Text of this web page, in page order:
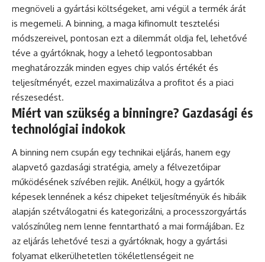
megnöveli a gyártási költségeket, ami végül a termék árát
is megemeli. A binning, a maga kifinomult tesztelési
módszereivel, pontosan ezt a dilemmát oldja fel, lehetővé
téve a gyártóknak, hogy a lehető legpontosabban
meghatározzák minden egyes chip valós értékét és
teljesítményét, ezzel maximalizálva a profitot és a piaci
részesedést.
Miért van szükség a binningre? Gazdasági és
technológiai indokok
A binning nem csupán egy technikai eljárás, hanem egy
alapvető gazdasági stratégia, amely a félvezetőipar
működésének szívében rejlik. Anélkül, hogy a gyártók
képesek lennének a kész chipeket teljesítményük és hibáik
alapján szétválogatni és kategorizálni, a processzorgyártás
valószínűleg nem lenne fenntartható a mai formájában. Ez
az eljárás lehetővé teszi a gyártóknak, hogy a gyártási
folyamat elkerülhetetlen tökéletlenségeit ne